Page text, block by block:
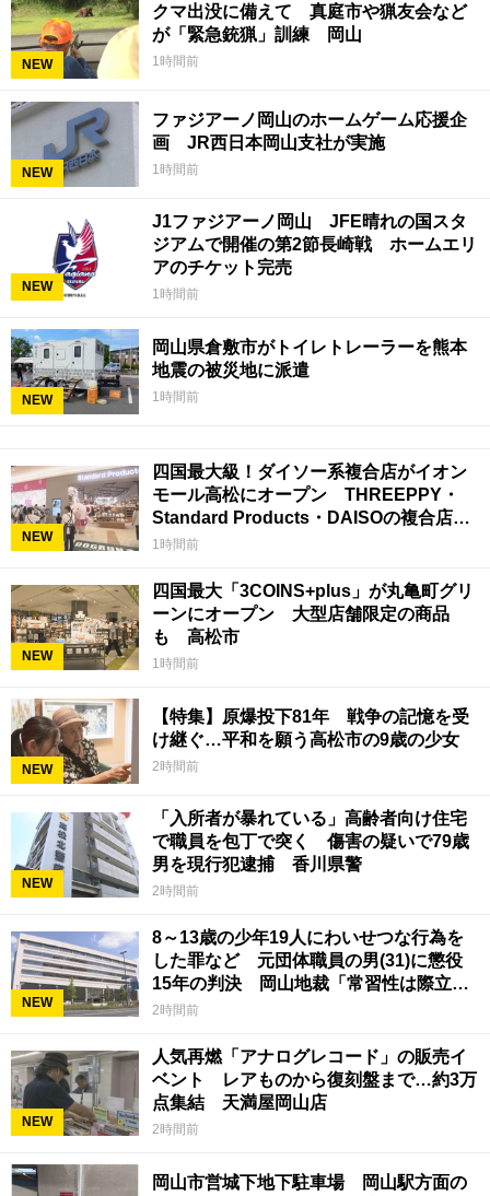
NEW
クマ出没に備えて 真庭市や猟友会など
が「緊急銃猟」訓練 岡山
1時間前
NEW
ファジアーノ岡山のホームゲーム応援企
画 JR西日本岡山支社が実施
1時間前
NEW
J1ファジアーノ岡山 JFE晴れの国スタ
ジアムで開催の第2節長崎戦 ホームエリ
アのチケット完売
1時間前
NEW
岡山県倉敷市がトイレトレーラーを熊本
地震の被災地に派遣
1時間前
NEW
四国最大級！ダイソー系複合店がイオン
モール高松にオープン THREEPPY・
Standard Products・DAISOの複合店は
香川県初
1時間前
NEW
四国最大「3COINS+plus」が丸亀町グリ
ーンにオープン 大型店舗限定の商品
も 高松市
1時間前
NEW
【特集】原爆投下81年 戦争の記憶を受
け継ぐ…平和を願う高松市の9歳の少女
2時間前
NEW
「入所者が暴れている」高齢者向け住宅
で職員を包丁で突く 傷害の疑いで79歳
男を現行犯逮捕 香川県警
2時間前
NEW
8～13歳の少年19人にわいせつな行為を
した罪など 元団体職員の男(31)に懲役
15年の判決 岡山地裁「常習性は際立っ
ていて被害結果も非常に重い」
2時間前
NEW
人気再燃「アナログレコード」の販売イ
ベント レアものから復刻盤まで…約3万
点集結 天満屋岡山店
2時間前
岡山市営城下地下駐車場 岡山駅方面の